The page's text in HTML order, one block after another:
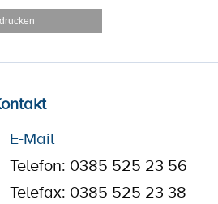
drucken
E-Mail
Telefon: 0385 525 23 56
Telefax: 0385 525 23 38